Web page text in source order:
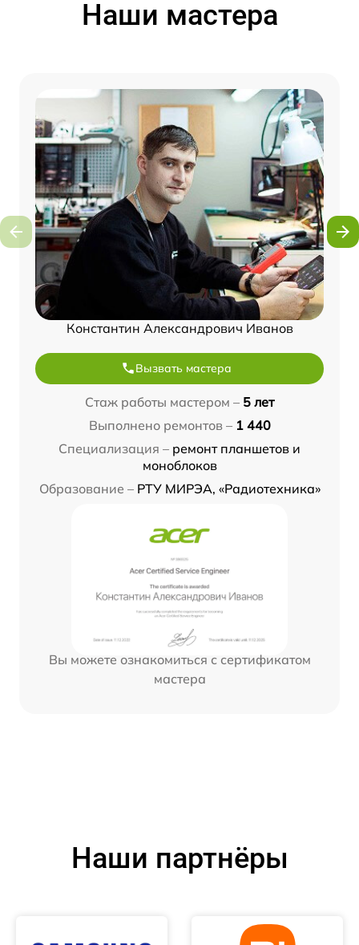
Наши мастера
Константин Александрович Иванов
Вызвать мастера
Стаж работы мастером – 5 лет
Выполнено ремонтов – 1 440
Специализация – ремонт планшетов и
моноблоков
Образование – РТУ МИРЭА, «Радиотехника»
Вы можете ознакомиться с сертификатом
мастера
Наши партнёры